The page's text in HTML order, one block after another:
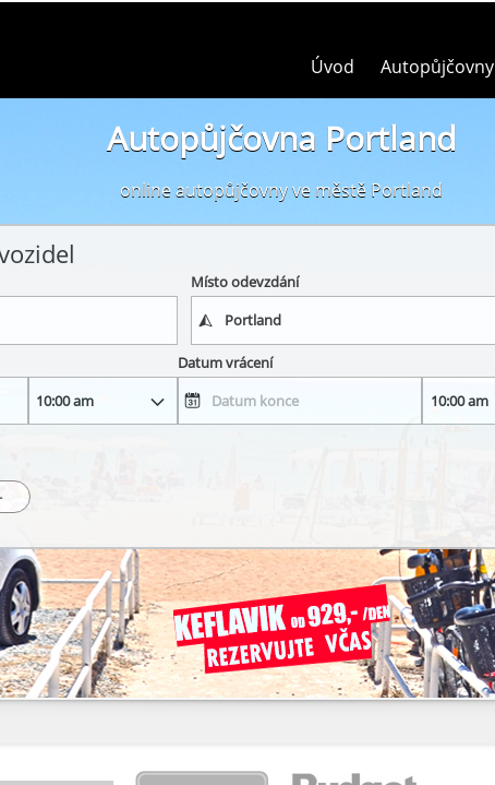
Úvod Autopůjčovny
Autopůjčovna Portland
online autopůjčovny ve městě Portland
Místo odevzdání
Datum vrácení